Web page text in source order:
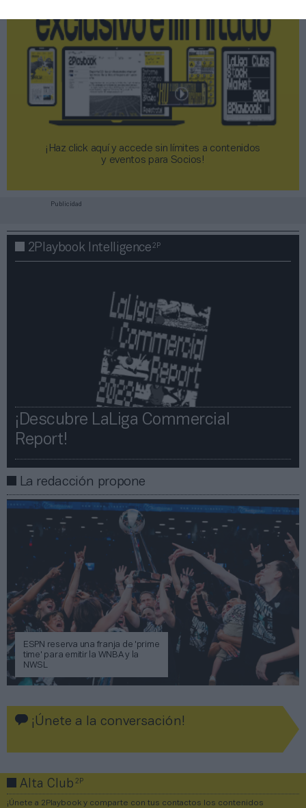
¡Haz click aquí y accede sin límites a contenidos
y eventos para Socios!​​​​​​​
Publicidad
2Playbook Intelligence2P
¡Descubre LaLiga Commercial
Report!​​
La redacción propone
ESPN reserva una franja de 'prime
time' para emitir la WNBA y la
NWSL
¡Únete a la conversación!
Alta Club2P
¡Únete a 2Playbook y comparte con tus contactos los contenidos